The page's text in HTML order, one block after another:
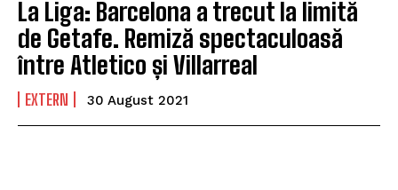
La Liga: Barcelona a trecut la limită
de Getafe. Remiză spectaculoasă
între Atletico și Villarreal
EXTERN 30 August 2021